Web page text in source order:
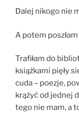
Dalej nikogo nie
A potem
Trafiłam do
książkami pięły
cuda – poezje,
krążyć od jednej
tego nie mam, a